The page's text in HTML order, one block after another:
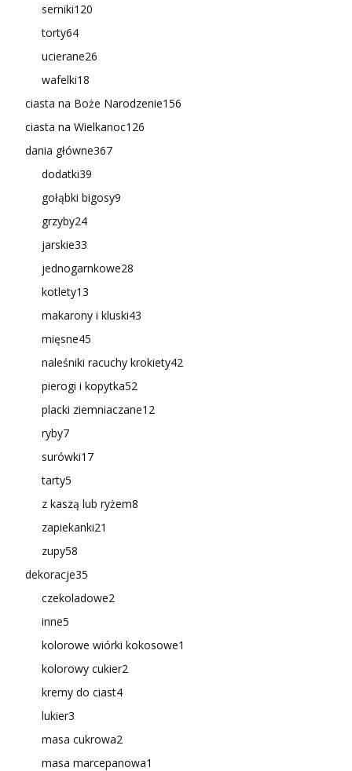
serniki120
torty64
ucierane26
wafelki18
ciasta na Boże Narodzenie156
ciasta na Wielkanoc126
dania główne367
dodatki39
gołąbki bigosy9
grzyby24
jarskie33
jednogarnkowe28
kotlety13
makarony i kluski43
mięsne45
naleśniki racuchy krokiety42
pierogi i kopytka52
placki ziemniaczane12
ryby7
surówki17
tarty5
z kaszą lub ryżem8
zapiekanki21
zupy58
dekoracje35
czekoladowe2
inne5
kolorowe wiórki kokosowe1
kolorowy cukier2
kremy do ciast4
lukier3
masa cukrowa2
masa marcepanowa1